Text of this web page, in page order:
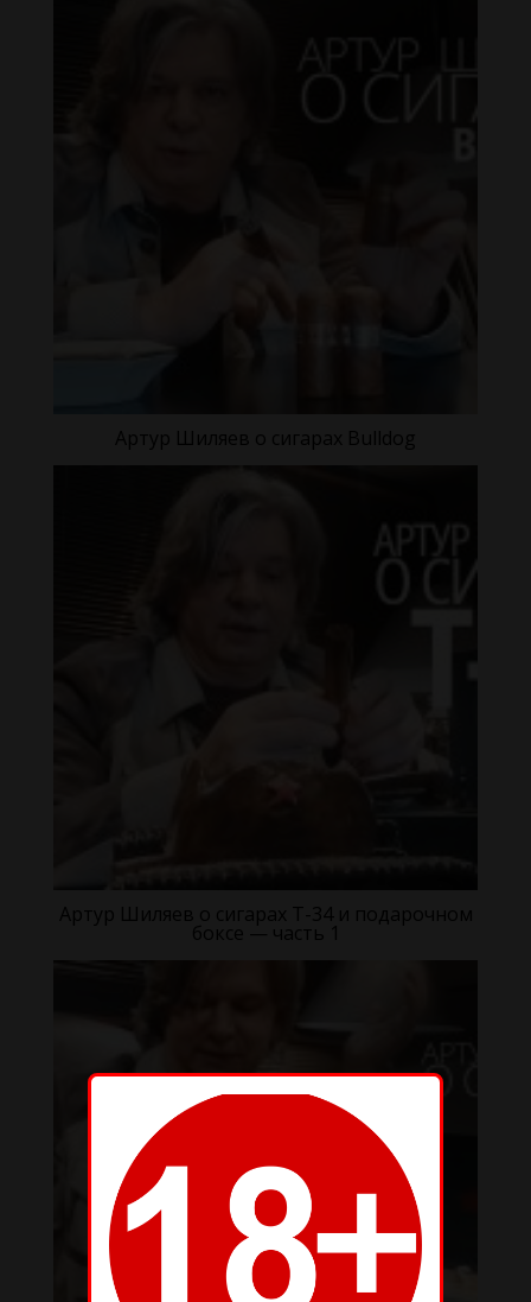
Артур Шиляев о сигарах Bulldog
Артур Шиляев о сигарах Т-34 и подарочном
боксе — часть 1